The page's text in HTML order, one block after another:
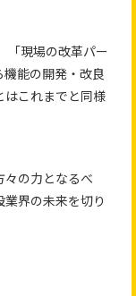
「現場の改革パー
機能の開発・改良
はこれまでと同様
々の力となるべ
業界の未来を切り